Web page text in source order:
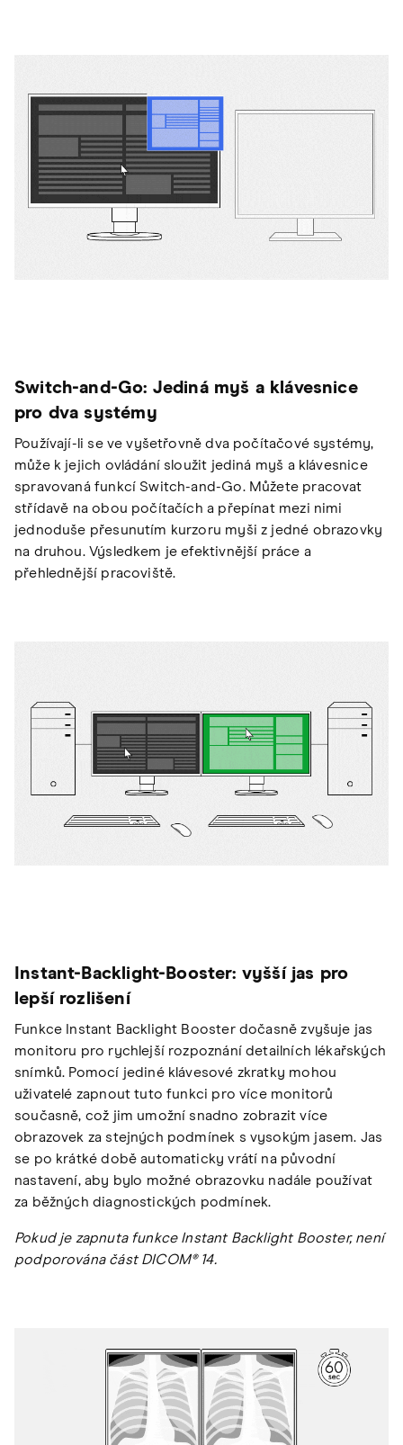
Switch-and-Go: Jediná myš a klávesnice
pro dva systémy
Používají-li se ve vyšetřovně dva počítačové systémy,
může k jejich ovládání sloužit jediná myš a klávesnice
spravovaná funkcí Switch-and-Go. Můžete pracovat
střídavě na obou počítačích a přepínat mezi nimi
jednoduše přesunutím kurzoru myši z jedné obrazovky
na druhou. Výsledkem je efektivnější práce a
přehlednější pracoviště.
Instant-Backlight-Booster: vyšší jas pro
lepší rozlišení
Funkce Instant Backlight Booster dočasně zvyšuje jas
monitoru pro rychlejší rozpoznání detailních lékařských
snímků. Pomocí jediné klávesové zkratky mohou
uživatelé zapnout tuto funkci pro více monitorů
současně, což jim umožní snadno zobrazit více
obrazovek za stejných podmínek s vysokým jasem. Jas
se po krátké době automaticky vrátí na původní
nastavení, aby bylo možné obrazovku nadále používat
za běžných diagnostických podmínek.
Pokud je zapnuta funkce Instant Backlight Booster, není
podporována část DICOM® 14.